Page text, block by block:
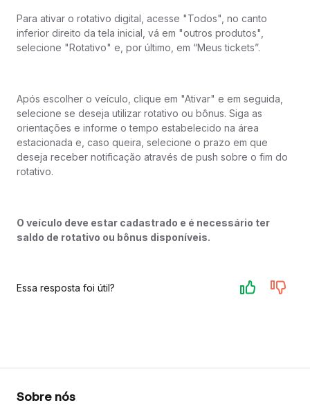
Para ativar o rotativo digital, acesse "Todos", no canto
inferior direito da tela inicial, vá em "outros produtos",
selecione "Rotativo" e, por último, em “Meus tickets”.
Após escolher o veículo, clique em "Ativar" e em seguida,
selecione se deseja utilizar rotativo ou bônus. Siga as
orientações e informe o tempo estabelecido na área
estacionada e, caso queira, selecione o prazo em que
deseja receber notificação através de push sobre o fim do
rotativo.
O veículo deve estar cadastrado e é necessário ter
saldo de rotativo ou bônus disponíveis.
Essa resposta foi útil?
Sobre nós